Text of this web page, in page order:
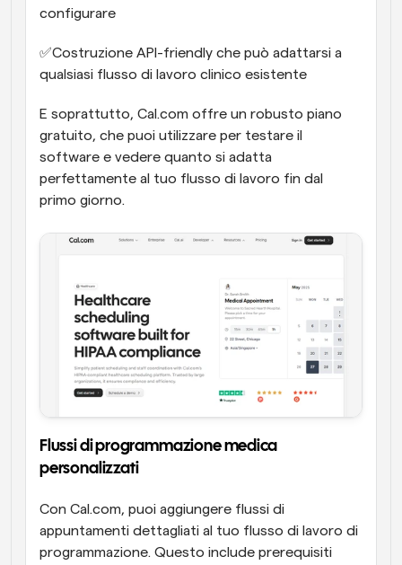
configurare
✅Costruzione API-friendly che può adattarsi a
qualsiasi flusso di lavoro clinico esistente
E soprattutto, Cal.com offre un robusto piano
gratuito, che puoi utilizzare per testare il
software e vedere quanto si adatta
perfettamente al tuo flusso di lavoro fin dal
primo giorno.
Flussi di programmazione medica
personalizzati
Con Cal.com, puoi aggiungere flussi di
appuntamenti dettagliati al tuo flusso di lavoro di
programmazione. Questo include prerequisiti